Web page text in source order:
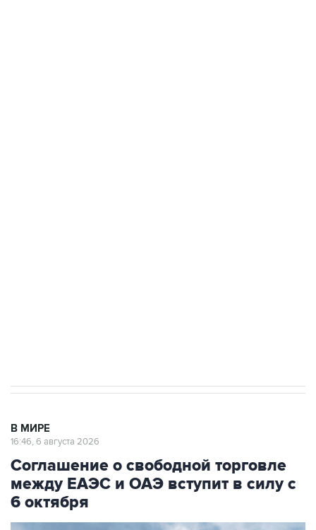
В МИРЕ
16:46, 6 августа 2026
Соглашение о свободной торговле
между ЕАЭС и ОАЭ вступит в силу с
6 октября